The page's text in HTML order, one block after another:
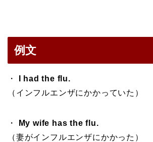
例文
・
I had the flu.
（インフルエンザにかかっていた）
・
My wife has the flu.
（妻がインフルエンザにかかった）